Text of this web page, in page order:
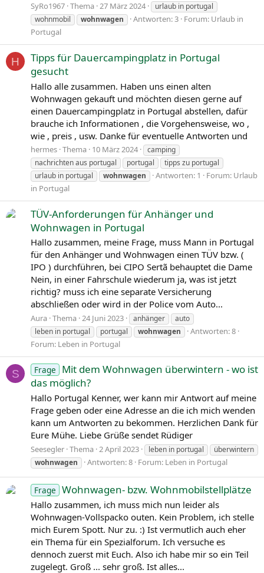
SyRo1967 Thema 27 März 2024
urlaub in portugal
wohnmobil
wohnwagen Antworten: 3 Forum: Urlaub in
Portugal
H
Tipps für Dauercampingplatz in Portugal
gesucht
Hallo alle zusammen. Haben uns einen alten
Wohnwagen gekauft und möchten diesen gerne auf
einen Dauercampingplatz in Portugal abstellen, dafür
brauche ich Informationen , die Vorgehensweise, wo ,
wie , preis , usw. Danke für eventuelle Antworten und
hermes Thema 10 März 2024
camping
nachrichten aus portugal
portugal
tipps zu portugal
urlaub in portugal
wohnwagen Antworten: 1 Forum: Urlaub
in Portugal
TÜV-Anforderungen für Anhänger und
Wohnwagen in Portugal
Hallo zusammen, meine Frage, muss Mann in Portugal
für den Anhänger und Wohnwagen einen TÜV bzw. (
IPO ) durchführen, bei CIPO Sertã behauptet die Dame
Nein, in einer Fahrschule wiederum ja, was ist jetzt
richtig? muss ich eine separate Versicherung
abschließen oder wird in der Police vom Auto...
Aura Thema 24 Juni 2023 anhänger
auto
leben in portugal
portugal wohnwagen
Antworten: 8
Forum: Leben in Portugal
S Frage
Mit dem Wohnwagen überwintern - wo ist
das möglich?
Hallo Portugal Kenner, wer kann mir Antwort auf meine
Frage geben oder eine Adresse an die ich mich wenden
kann um Antworten zu bekommen. Herzlichen Dank für
Eure Mühe. Liebe Grüße sendet Rüdiger
Seesegler Thema 2 April 2023 leben in portugal
überwintern
wohnwagen
Antworten: 8 Forum: Leben in Portugal
Frage Wohnwagen- bzw. Wohnmobilstellplätze
Hallo zusammen, ich muss mich nun leider als
Wohnwagen-Vollspacko outen. Kein Problem, ich stelle
mich Eurem Spott. Nur zu. :) Ist vermutlich auch eher
ein Thema für ein Spezialforum. Ich versuche es
dennoch zuerst mit Euch. Also ich habe mir so ein Teil
zugelegt. Groß ... sehr groß. Ist alles...